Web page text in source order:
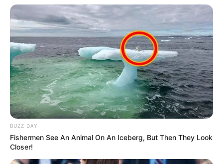
BUZZ DAY
Fishermen See An Animal On An Iceberg, But Then They Look
Closer!